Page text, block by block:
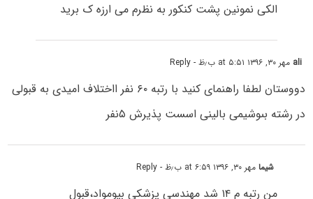
الکی نمونین پشت کنکور به نظرم می ارزه ک برید
ali مهر ۳۰, ۱۳۹۶ at ۵:۵۱ ب٫ظ - Reply
دووستان لطفا راهنمای کنید با رتبه ۶۰ نفر ااختلاف امیدى به قبولى
در رشته بىوشیمى بالینى اسست پذیرش ۵نفر
شیمامهر ۳۰, ۱۳۹۶ at ۶:۵۹ ب٫ظ - Reply
من رتبه م ۱۴ شد مهندسی پزشکی بیومواد،قبول